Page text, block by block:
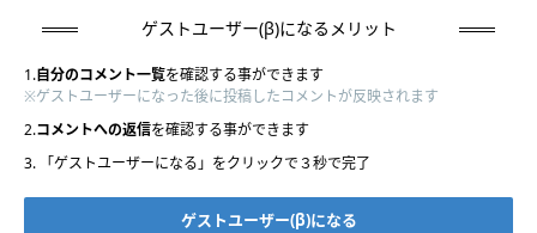
ゲストユーザー(β)になるメリット
1.自分のコメント一覧を確認する事ができます
※ゲストユーザーになった後に投稿したコメントが反映されます
2.コメントへの返信を確認する事ができます
3. 「ゲストユーザーになる」をクリックで３秒で完了